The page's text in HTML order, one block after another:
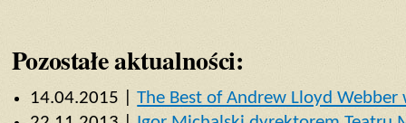
Pozostałe aktualności:
14.04.2015 |The Best of Andrew Lloyd Webber